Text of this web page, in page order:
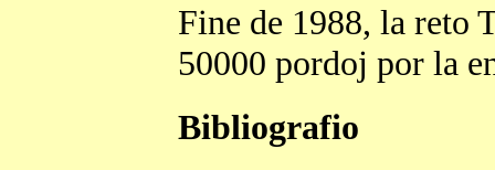
Fine de 1988, la
50000 pordoj por la
Bibliografio